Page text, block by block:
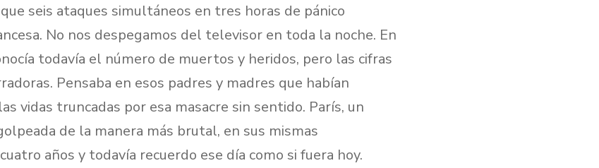
seis ataques simultáneos en tres horas de pánico
No nos despegamos del televisor en toda la noche. En
todavía el número de muertos y heridos, pero las cifras
Pensaba en esos padres y madres que habían
vidas truncadas por esa masacre sin sentido. París, un
de la manera más brutal, en sus mismas
años y todavía recuerdo ese día como si fuera hoy.